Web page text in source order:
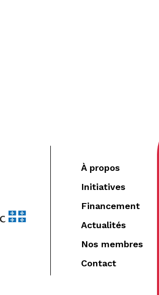
À propos
Initiatives
Financement
Actualités
Nos membres
Contact